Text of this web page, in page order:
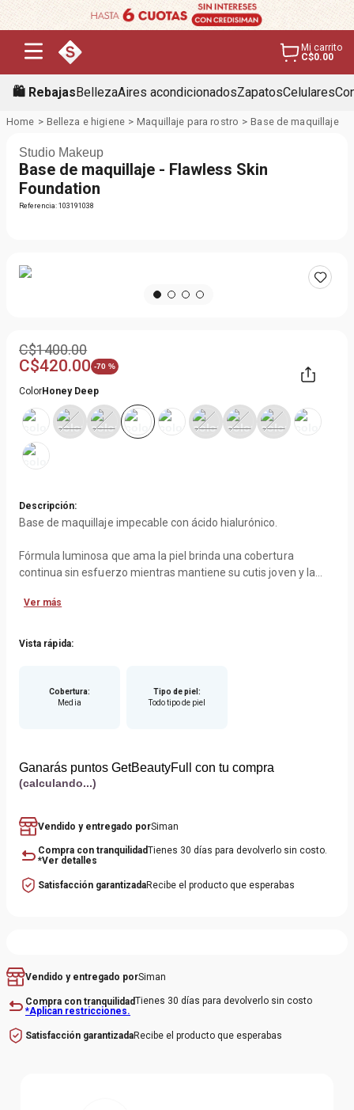
Mi carrito
C$0.00
🛍️ RebajasBellezaAires acondicionadosZapatosCelulares
Belleza e higiene Maquillaje para rostro Base de maquillaje
Studio Makeup
Base de maquillaje - Flawless Skin
Foundation
Referencia:103191038
C$1400.00
C$420.00 -70 %
ColorHoney Deep
Descripción:
Base de maquillaje impecable con ácido hialurónico.
Fórmula luminosa que ama la piel brinda una cobertura
continua sin esfuerzo mientras mantiene su cutis joven y la
La cobertura edificable de ligera a media con pigmentos
ácido hialurónico atrapa la humedad y la retiene, por lo que su
Beneficios: Ideal para todo tipo de piel. Aspecto impecable
durante todo el día.
Ver más
Vista rápida:
Cobertura:
Media
Tipo de piel:
Todo tipo de piel
Ganarás puntos GetBeautyFull con tu compra
(calculando...)
Vendido y entregado porSiman
Compra con tranquilidadTienes 30 días para devolverlo sin costo.
*Ver detalles
Satisfacción garantizadaRecibe el producto que esperabas
Vendido y entregado porSiman
Compra con tranquilidadTienes 30 días para devolverlo sin costo
*Aplican restricciones.
Satisfacción garantizadaRecibe el producto que esperabas